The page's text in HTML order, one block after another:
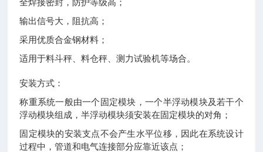
全焊接密封，防护等级高；
输出信号大，阻抗高；
采用优质合金钢材料；
适用于料斗秤、料仓秤、测力试验机等场合。
安装方式：
称重系统一般由一个固定模块，一个半浮动模块及若干个
浮动模块组成，半浮动模块须安装在固定模块的对角；
固定模块的安装支点不会产生水平位移，因此在系统设计
过程中，管道和电气连接部分应靠近该点；